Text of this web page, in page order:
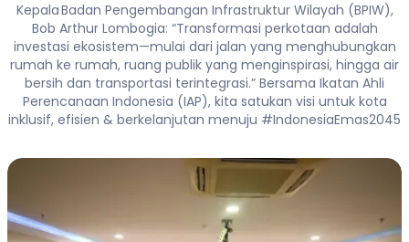
Kepala Badan Pengembangan Infrastruktur Wilayah (BPIW),
Bob Arthur Lombogia: “Transformasi perkotaan adalah
investasi ekosistem—mulai dari jalan yang menghubungkan
rumah ke rumah, ruang publik yang menginspirasi, hingga air
bersih dan transportasi terintegrasi.” Bersama Ikatan Ahli
Perencanaan Indonesia (IAP), kita satukan visi untuk kota
inklusif, efisien & berkelanjutan menuju #IndonesiaEmas2045